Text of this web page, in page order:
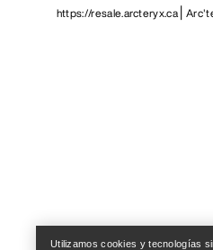
https://resale.arcteryx.ca
Utilizamos cookies y tecnologías